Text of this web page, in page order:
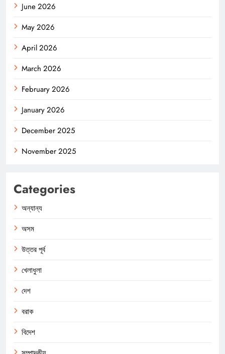
June 2026
May 2026
April 2026
March 2026
February 2026
January 2026
December 2025
November 2025
Categories
অন্যান্য
অসম
উত্তর পূর্ব
খেলাধুলা
দেশ
বরাক
বিদেশ